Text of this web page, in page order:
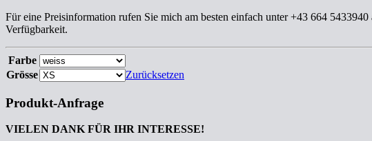
Für eine Preisinformation rufen Sie mich am besten einfach unter +43 664
Verfügbarkeit.
Farbe
Grösse
Zurücksetzen
Produkt-Anfrage
VIELEN DANK FÜR IHR INTERESSE!